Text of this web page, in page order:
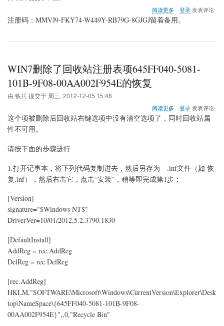
阅读更多
于
Visual
Express
Windows
登录发表评论
注册码：MMVJ9-FKY74-W449Y-RB79G-8GJGJ留着备用。
WIN7删除了回收站注册表项645FF040-5081-
101B-9F08-00AA002F954E的恢复
由 铁兵提交于 周三, 2012-12-05 15:48
阅读更多
于
WIN7
收
注
登录发表评论
这个项被删除后回收站右键选项中没有清空选项了，同时回收站属
性不可用。
请按下面的步骤进行
1.打开记事本，将下列代码复制进去，然后另存为 .inf文件（如 恢
复.inf），然后右击它，点击“安装”，稍等即完成第1步；
[Version]
signature="$Windows NT$"
DriverVer=10/01/2012,5.2.3790.1830
[DefaultInstall]
AddReg = rec.AddReg
DelReg = rec.DelReg
[rec.AddReg]
HKLM,"SOFTWARE\Microsoft\Windows\CurrentVersion\Explorer\Desk
top\NameSpace\{645FF040-5081-101B-9F08-
00AA002F954E}",,0,"Recycle Bin"